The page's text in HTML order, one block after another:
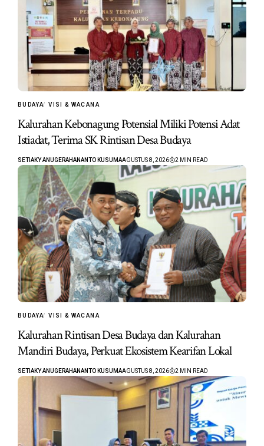
BUDAYA VISI & WACANA
Kalurahan Kebonagung Potensial Miliki Potensi Adat
Istiadat, Terima SK Rintisan Desa Budaya
SETIAKY ANUGERAHANANTO KUSUMAAGUSTUS 8, 2026 2 MIN READ
BUDAYA VISI & WACANA
Kalurahan Rintisan Desa Budaya dan Kalurahan
Mandiri Budaya, Perkuat Ekosistem Kearifan Lokal
SETIAKY ANUGERAHANANTO KUSUMAAGUSTUS 8, 2026 2 MIN READ